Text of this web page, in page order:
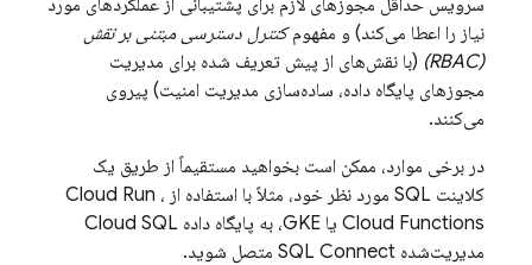
سرویس حداقل مجوزهای لازم برای پشتیبانی از عملکردهای مورد
نیاز را اعطا می‌کند) و مفهومکنترل دسترسی مبتنی بر نقش
(RBAC)
(با نقش‌های از پیش تعریف شده برای مدیریت
مجوزهای پایگاه داده، ساده‌سازی مدیریت امنیت) پیروی
می‌کنند.
در برخی موارد، ممکن است بخواهید مستقیماً از طریق یک
کلاینت SQL مورد نظر خود، مثلاً با استفاده از
Cloud Run ،
Cloud Functions یا GKE، به پایگاه داده
Cloud SQL
مدیریت‌شده SQL Connect متصل شوید.